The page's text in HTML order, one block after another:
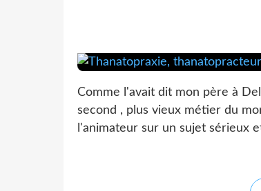
Comme l'avait dit mon père à
second , plus vieux métier du
l'animateur sur un sujet sérieux